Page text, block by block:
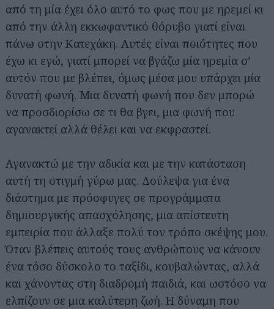
από τη μία έχει όλο αυτό το φως που με ηρεμεί κι
από την άλλη εκκωφαντικό θόρυβο γιατί είναι
πάνω στην Κατεχάκη. Αυτές είναι ποιότητες που
έχω κι εγώ, γιατί μπορεί να βγάζω μία ηρεμία σ’
αυτόν που με βλέπει, όμως μέσα μου υπάρχει μία
δυνατή φωνή. Μια δυνατή φωνή που δεν μπορώ
να προσδιορίσω σε τι θα βγει, μια φωνή που
αγανακτεί αλλά θέλει και να εκφραστεί.
Αγανακτώ με την αδικία και με την κατάσταση
αυτή τη στιγμή γύρω μας. Δούλεψα για ένα
διάστημα με πρόσφυγες σε προγράμματα
δημιουργικής απασχόλησης, μια απίστευτη
εμπειρία που άλλαξε πολύ τον τρόπο σκέψης μου.
Όταν βλέπεις αυτούς τους ανθρώπους να κάνουν
ένα τόσο δύσκολο το ταξίδι, κουβαλώντας, αλλά
και χάνοντας στη διαδρομή παιδιά, και ωστόσο να
ελπίζουν σε μια καλύτερη ζωή. Η δύναμη που